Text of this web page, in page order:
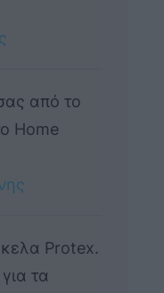
σας από το
Home
Protex.
τα